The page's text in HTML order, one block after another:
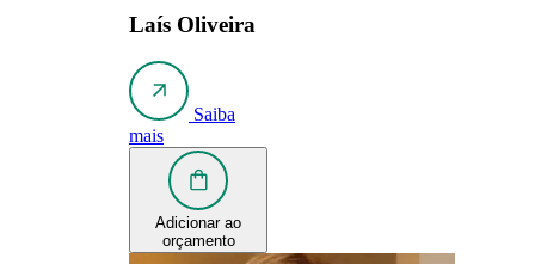
Laís Oliveira
Saiba
mais
Adicionar ao
orçamento